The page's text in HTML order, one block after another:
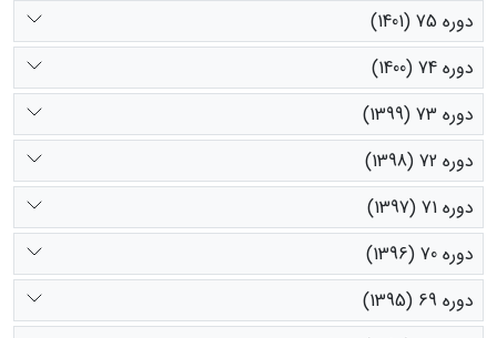
دوره 75 (1401)
دوره 74 (1400)
دوره 73 (1399)
دوره 72 (1398)
دوره 71 (1397)
دوره 70 (1396)
دوره 69 (1395)